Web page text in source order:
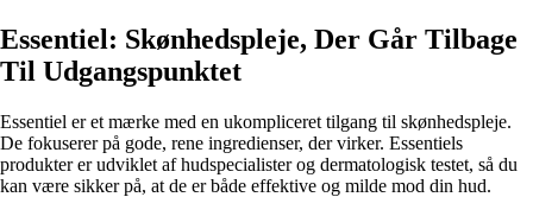
Essentiel: Skønhedspleje, Der Går Tilbage
Til Udgangspunktet
Essentiel er et mærke med en ukompliceret tilgang til skønhedspleje.
De fokuserer på gode, rene ingredienser, der virker. Essentiels
produkter er udviklet af hudspecialister og dermatologisk testet, så du
kan være sikker på, at de er både effektive og milde mod din hud.